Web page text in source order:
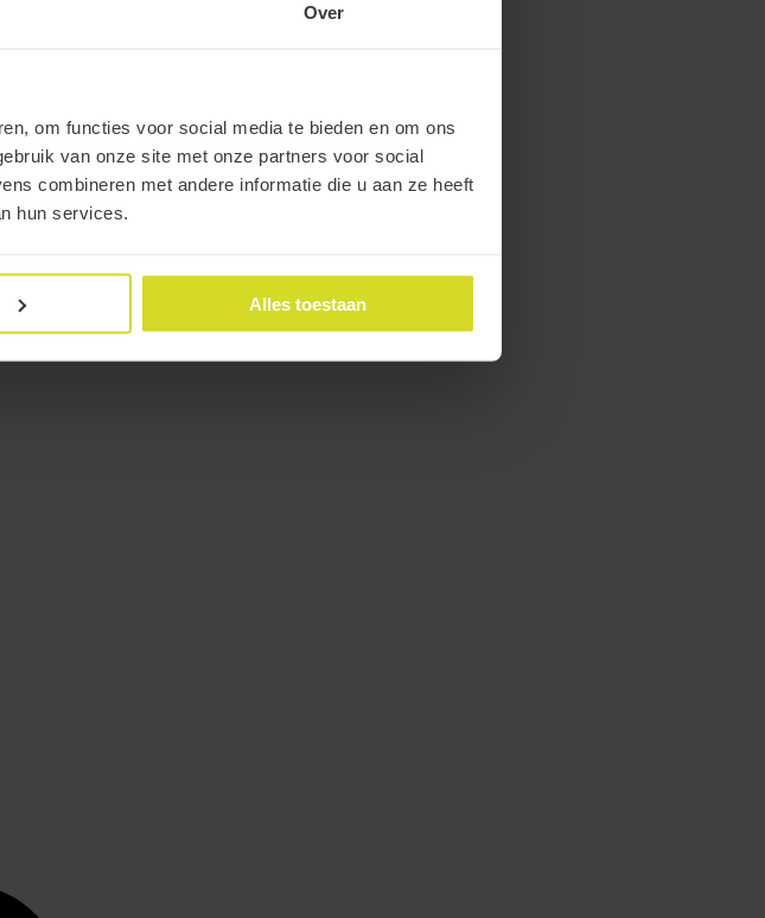
Over
om functies voor social media te bieden en om ons
van onze site met onze partners voor social
combineren met andere informatie die u aan ze heeft
hun services.
Alles toestaan